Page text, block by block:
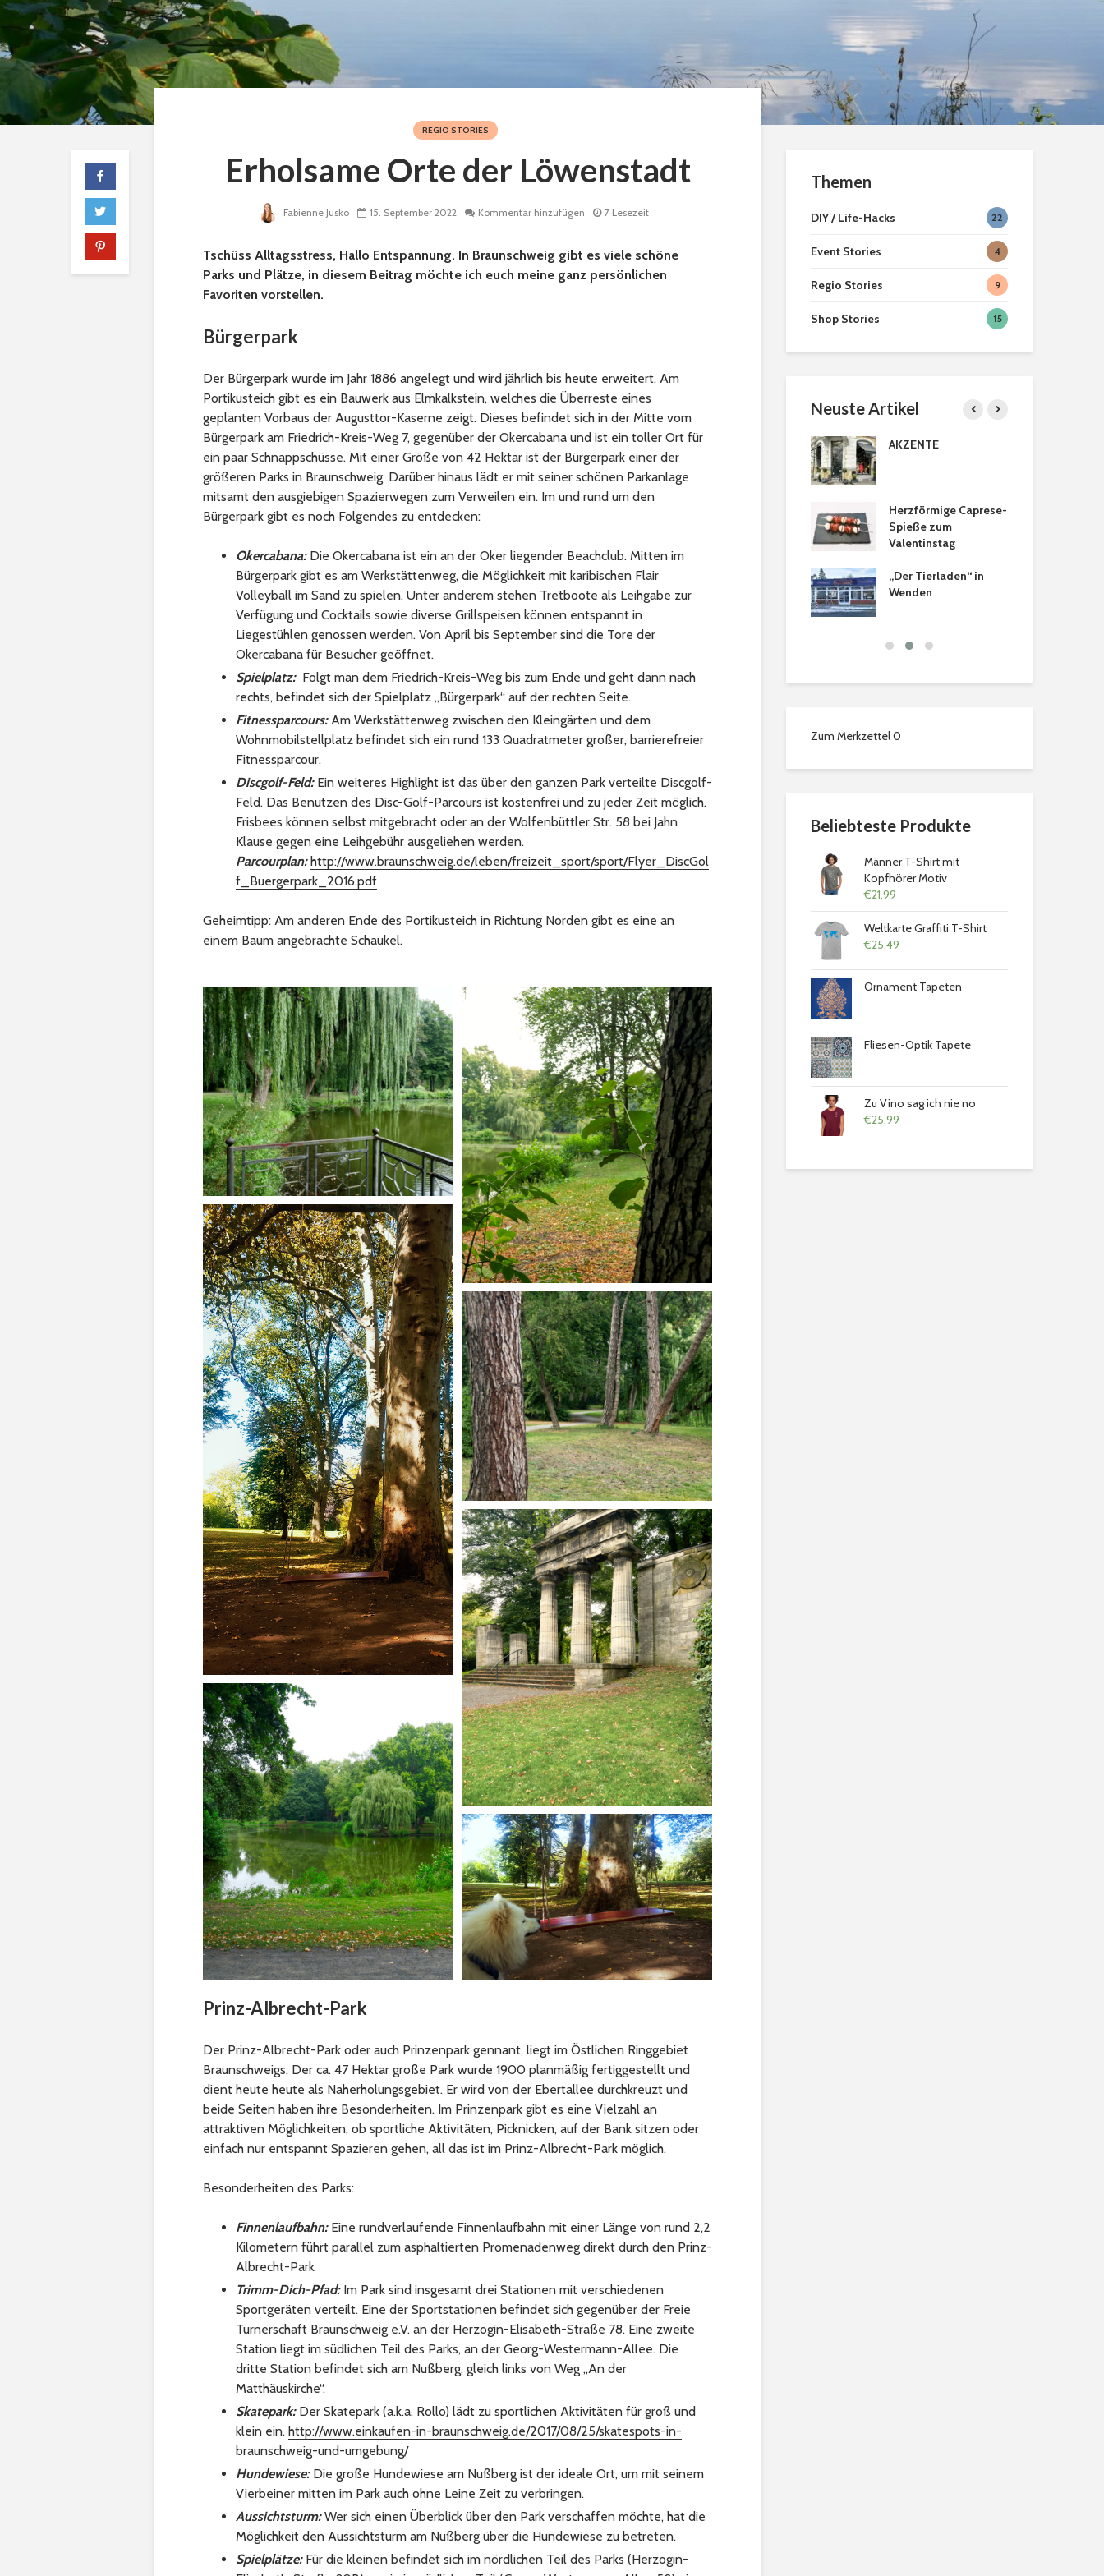
REGIO STORIES
Erholsame Orte der Löwenstadt
Fabienne Jusko 15. September 2022 Kommentar hinzufügen 7 Lesezeit
Tschüss Alltagsstress, Hallo Entspannung. In Braunschweig gibt es viele schöne
Parks und Plätze, in diesem Beitrag möchte ich euch meine ganz persönlichen
Favoriten vorstellen.
Bürgerpark
Der Bürgerpark wurde im Jahr 1886 angelegt und wird jährlich bis heute erweitert. Am
Portikusteich gibt es ein Bauwerk aus Elmkalkstein, welches die Überreste eines
geplanten Vorbaus der Augusttor-Kaserne zeigt. Dieses befindet sich in der Mitte vom
Bürgerpark am Friedrich-Kreis-Weg 7, gegenüber der Okercabana und ist ein toller Ort für
ein paar Schnappschüsse. Mit einer Größe von 42 Hektar ist der Bürgerpark einer der
größeren Parks in Braunschweig. Darüber hinaus lädt er mit seiner schönen Parkanlage
mitsamt den ausgiebigen Spazierwegen zum Verweilen ein. Im und rund um den
Bürgerpark gibt es noch Folgendes zu entdecken:
Okercabana:Die Okercabana ist ein an der Oker liegender Beachclub. Mitten im
Bürgerpark gibt es am Werkstättenweg, die Möglichkeit mit karibischen Flair
Volleyball im Sand zu spielen. Unter anderem stehen Tretboote als Leihgabe zur
Verfügung und Cocktails sowie diverse Grillspeisen können entspannt in
Liegestühlen genossen werden. Von April bis September sind die Tore der
Okercabana für Besucher geöffnet.
Spielplatz: Folgt man dem Friedrich-Kreis-Weg bis zum Ende und geht dann nach
rechts, befindet sich der Spielplatz „Bürgerpark“ auf der rechten Seite.
Fitnessparcours: Am Werkstättenweg zwischen den Kleingärten und dem
Wohnmobilstellplatz befindet sich ein rund 133 Quadratmeter großer, barrierefreier
Fitnessparcour.
Discgolf-Feld:Ein weiteres Highlight ist das über den ganzen Park verteilte Discgolf-
Feld. Das Benutzen des Disc-Golf-Parcours ist kostenfrei und zu jeder Zeit möglich.
Frisbees können selbst mitgebracht oder an der Wolfenbüttler Str. 58 bei Jahn
Klause gegen eine Leihgebühr ausgeliehen werden.
Parcourplan: http://www.braunschweig.de/leben/freizeit_sport/sport/Flyer_DiscGol
f_Buergerpark_2016.pdf
Geheimtipp: Am anderen Ende des Portikusteich in Richtung Norden gibt es eine an
einem Baum angebrachte Schaukel.
Prinz-Albrecht-Park
Der Prinz-Albrecht-Park oder auch Prinzenpark gennant, liegt im Östlichen Ringgebiet
Braunschweigs. Der ca. 47 Hektar große Park wurde 1900 planmäßig fertiggestellt und
dient heute heute als Naherholungsgebiet. Er wird von der Ebertallee durchkreuzt und
beide Seiten haben ihre Besonderheiten. Im Prinzenpark gibt es eine Vielzahl an
attraktiven Möglichkeiten, ob sportliche Aktivitäten, Picknicken, auf der Bank sitzen oder
einfach nur entspannt Spazieren gehen, all das ist im Prinz-Albrecht-Park möglich.
Besonderheiten des Parks:
Finnenlaufbahn:Eine rundverlaufende Finnenlaufbahn mit einer Länge von rund 2,2
Kilometern führt parallel zum asphaltierten Promenadenweg direkt durch den Prinz-
Albrecht-Park
Trimm-Dich-Pfad:Im Park sind insgesamt drei Stationen mit verschiedenen
Sportgeräten verteilt. Eine der Sportstationen befindet sich gegenüber der Freie
Turnerschaft Braunschweig e.V. an der Herzogin-Elisabeth-Straße 78. Eine zweite
Station liegt im südlichen Teil des Parks, an der Georg-Westermann-Allee. Die
dritte Station befindet sich am Nußberg, gleich links von Weg „An der
Matthäuskirche“.
Skatepark:Der Skatepark (a.k.a. Rollo) lädt zu sportlichen Aktivitäten für groß und
klein ein. http://www.einkaufen-in-braunschweig.de/2017/08/25/skatespots-in-
braunschweig-und-umgebung/
Hundewiese:Die große Hundewiese am Nußberg ist der ideale Ort, um mit seinem
Vierbeiner mitten im Park auch ohne Leine Zeit zu verbringen.
Aussichtsturm:Wer sich einen Überblick über den Park verschaffen möchte, hat die
Möglichkeit den Aussichtsturm am Nußberg über die Hundewiese zu betreten.
Spielplätze:Für die kleinen befindet sich im nördlichen Teil des Parks (Herzogin-
Themen
DIY / Life-Hacks 22
Event Stories 4
Regio Stories 9
Shop Stories 15
Neuste Artikel
AKZENTE
Herzförmige Caprese-
Spieße zum
„Der Tierladen“ in
Wenden
Braunschweiger
Produkte
Teelicht Dekoration
aus Kürbissen
Herbstlicher Türkranz AKZENTE
Herzförmige Caprese-
Spieße zum
Valentinstag
„Der Tierladen“ in
Wenden
Zum Merkzettel0
Beliebteste Produkte
Männer T-Shirt mit
Kopfhörer Motiv
€21,99
Weltkarte Graffiti T-Shirt
€25,49
Ornament Tapeten
Fliesen-Optik Tapete
Zu Vino sag ich nie no
€25,99
Hexenbesen zum
anbeißen
Teelicht Dekoration
aus Kürbissen